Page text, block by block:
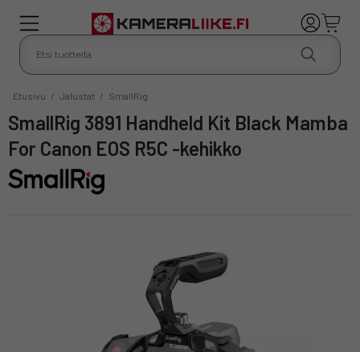
Etusivu / Jalustat / SmallRig
SmallRig 3891 Handheld Kit Black Mamba
For Canon EOS R5C -kehikko